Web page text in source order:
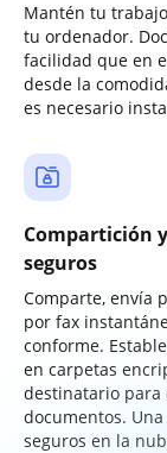
Mantén tu
tu ordenador.
facilidad que en
desde la
es necesario
Compartición
seguros
Comparte, envía
por fax
conforme.
en carpetas
destinatario para
documentos.
seguros en la